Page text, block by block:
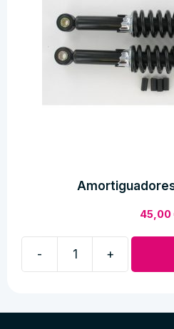
45,00
- +